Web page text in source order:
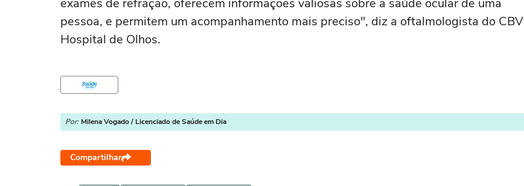
exames de refração, oferecem informações valiosas sobre a saúde ocular de uma
pessoa, e permitem um acompanhamento mais preciso", diz a oftalmologista do CBV
Hospital de Olhos.
Por: Milena Vogado / Licenciado de Saúde em Dia
Compartilhar